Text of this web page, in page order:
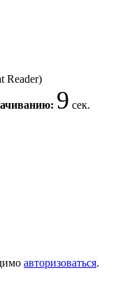
Reader)
9 сек.
авторизоваться.